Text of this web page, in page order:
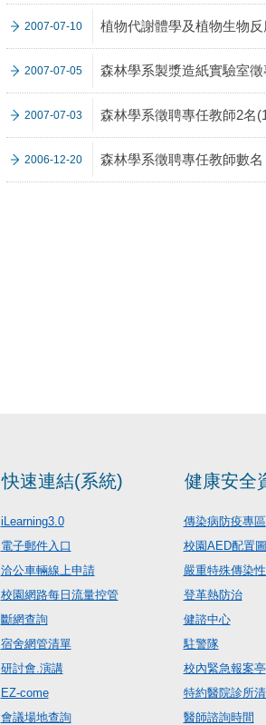
2007-07-10 植物代謝體學及植物生物
2007-07-05 森林學系製漿造紙實驗室徵
2007-07-03 森林學系徵聘專任教師2名
2006-12-20 森林學系徵聘專任教師數名
快速連結(系統)
iLearning3.0
電子郵件入口
洽公車輛線上申請
校園網路每日流量控管
斷網查詢
宿舍網管清單
研討會.演講
EZ-come
會議場地查詢
健康安全
傳染病防疫專區
校園AED配置圖
嚴重特殊傳染
登革熱防治
健諮中心
駐警隊
校內緊急報案亭
特約醫院診所
醫師諮詢時間